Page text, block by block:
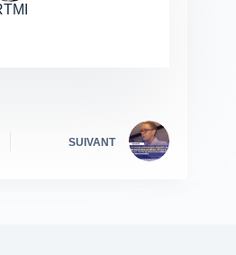
SUIVANT